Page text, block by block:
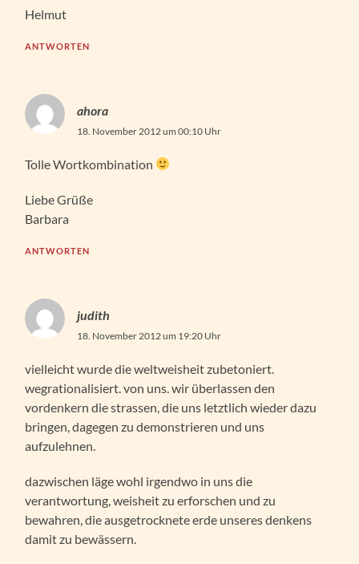
Helmut
ANTWORTEN
ahora
18. November 2012 um 00:10 Uhr
Tolle Wortkombination
Liebe Grüße
Barbara
ANTWORTEN
judith
18. November 2012 um 19:20 Uhr
vielleicht wurde die weltweisheit zubetoniert.
wegrationalisiert. von uns. wir überlassen den
vordenkern die strassen, die uns letztlich wieder dazu
bringen, dagegen zu demonstrieren und uns
aufzulehnen.
dazwischen läge wohl irgendwo in uns die
verantwortung, weisheit zu erforschen und zu
bewahren, die ausgetrocknete erde unseres denkens
damit zu bewässern.